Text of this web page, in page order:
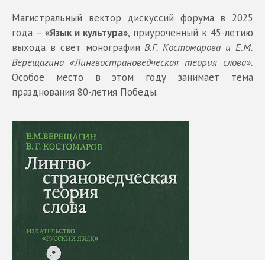
Магистральный вектор дискуссий форума в 2025
года – «Язык и культура», приуроченный к 45-летию
выхода в свет монографииВ.Г. Костомарова и Е.М.
Верещагина «Лингвострановедческая теория слова».
Особое место в этом году занимает тема
празднования 80-летия Победы.